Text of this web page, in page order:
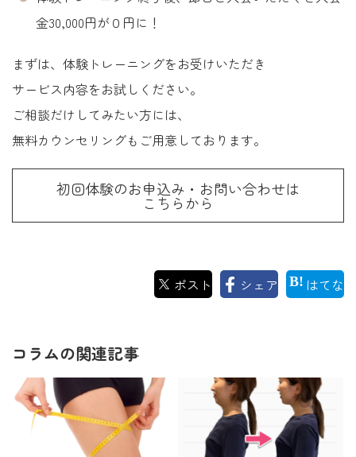
金30,000円が０円に！
まずは、体験トレーニングをお受けいただき
サービス内容をお試しください。
ご相談だけしてみたい方には、
無料カウンセリングもご用意しております。
初回体験のお申込み・お問い合わせは
こちらから
ポスト シェア はてな
コラムの関連記事